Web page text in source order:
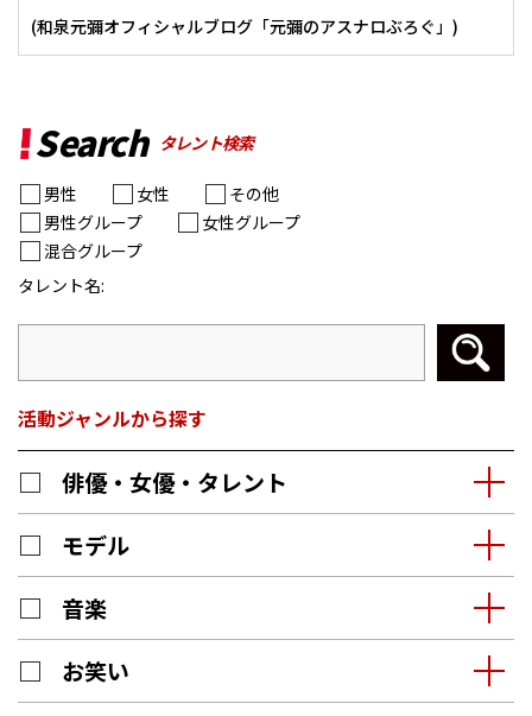
(和泉元彌オフィシャルブログ「元彌のアスナロぶろぐ」)
Search タレント検索
タレント名:
男性 女性
その他
男性グループ
女性グループ
混合グループ
活動ジャンルから探す
俳優・女優・タレント
モデル
音楽
お笑い